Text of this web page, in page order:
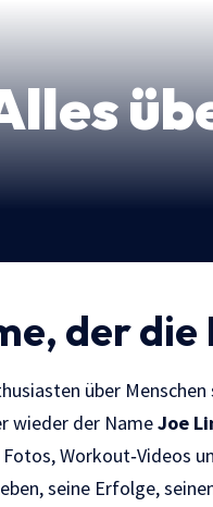
der
über
wieder der NameJoe
Workout‑Videos
seine Erfolge,